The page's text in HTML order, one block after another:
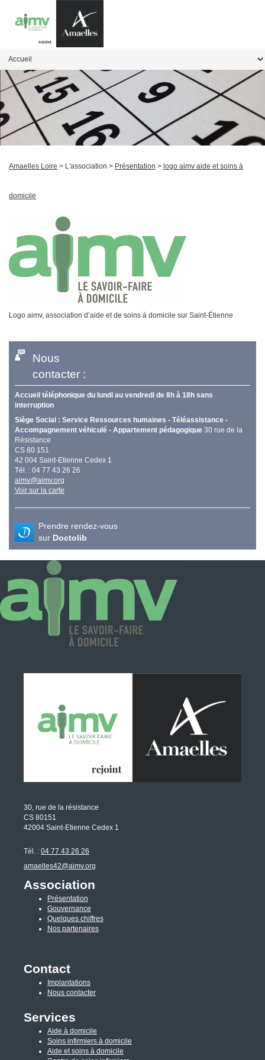
Amaelles Loire > L'association > Présentation > logo aimv aide et soins à
domicile
Logo aimv, association d’aide et de soins à domicile sur Saint-Étienne
Nous
contacter :
Accueil téléphonique du lundi au vendredi de 8h à 18h sans
interruption
Siège Social : Service Ressources humaines - Téléassistance -
Accompagnement véhiculé - Appartement pédagogique 30 rue de la
Résistance
CS 80 151
42 004 Saint-Etienne Cedex 1
Tél. : 04 77 43 26 26
aimv@aimv.org
Voir sur la carte
Prendre rendez-vous
sur Doctolib
30, rue de la résistance
CS 80151
42004 Saint-Etienne Cedex 1
Tél. : 04 77 43 26 26
amaelles42@aimv.org
Association
Présentation
Gouvernance
Quelques chiffres
Nos partenaires
Contact
Implantations
Nous contacter
Services
Aide à domicile
Soins infirmiers à domicile
Aide et soins à domicile